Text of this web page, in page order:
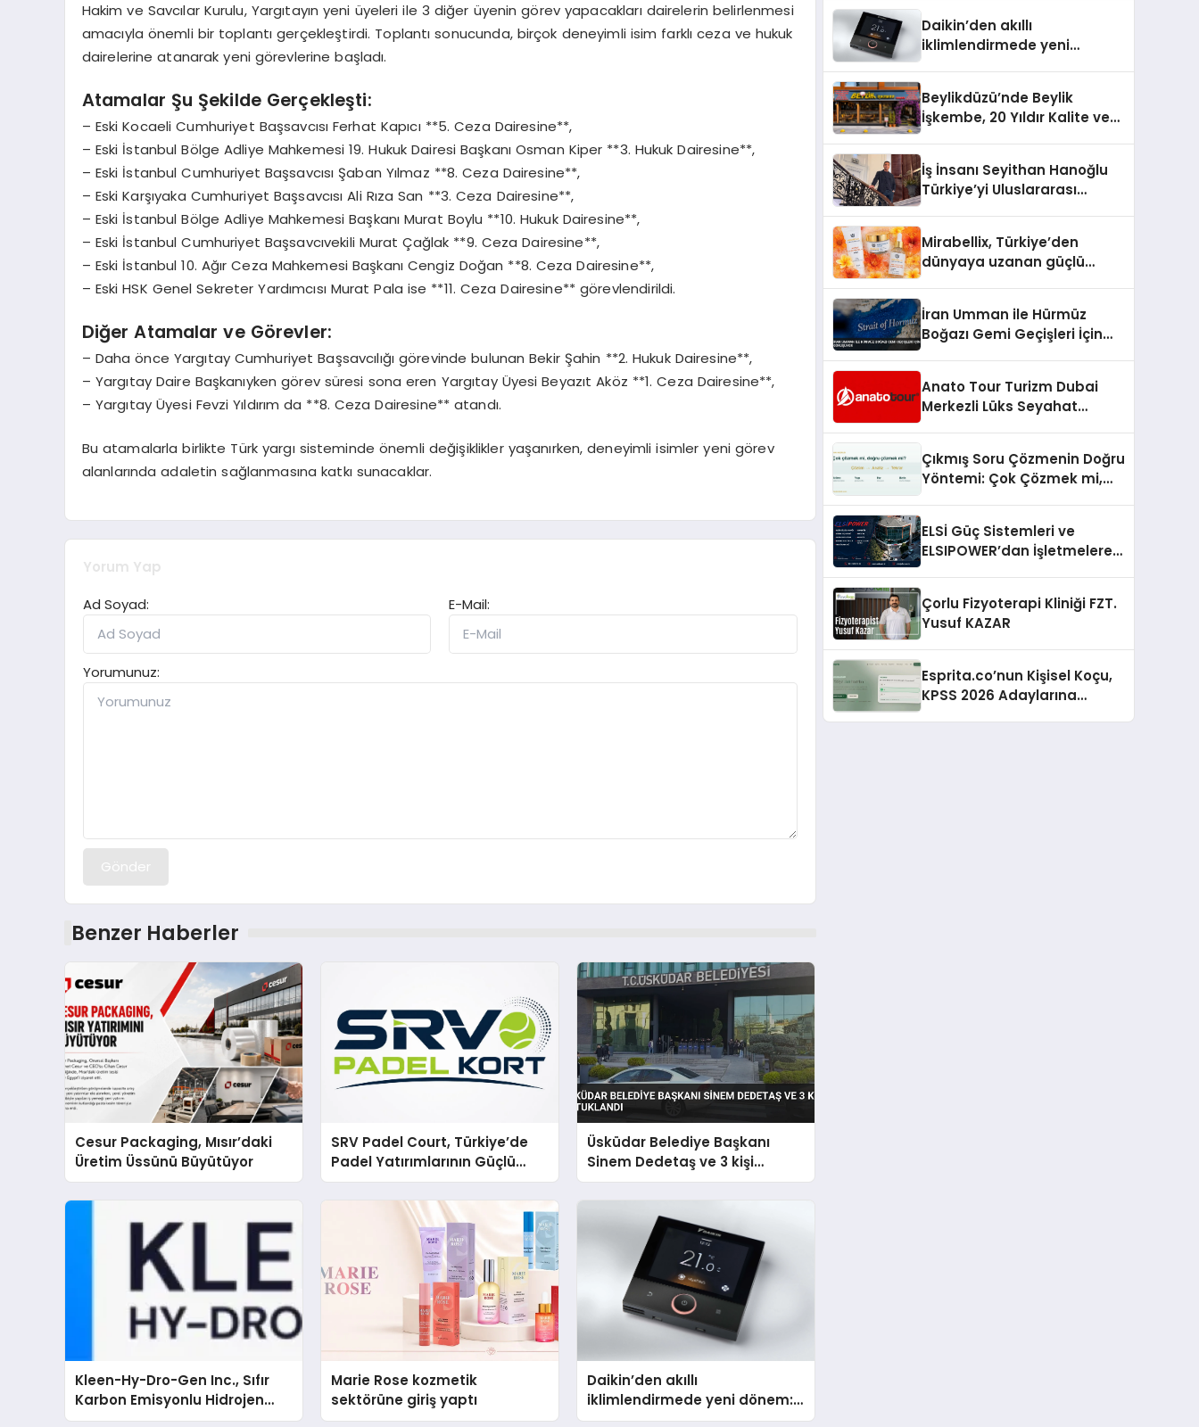
Hakim ve Savcılar Kurulu, Yargıtayın yeni üyeleri ile 3 diğer üyenin görev yapacakları dairelerin belirlenmesi
amacıyla önemli bir toplantı gerçekleştirdi. Toplantı sonucunda, birçok deneyimli isim farklı ceza ve hukuk
dairelerine atanarak yeni görevlerine başladı.
Atamalar Şu Şekilde Gerçekleşti:
– Eski Kocaeli Cumhuriyet Başsavcısı Ferhat Kapıcı **5. Ceza Dairesine**,
– Eski İstanbul Bölge Adliye Mahkemesi 19. Hukuk Dairesi Başkanı Osman Kiper **3. Hukuk Dairesine**,
– Eski İstanbul Cumhuriyet Başsavcısı Şaban Yılmaz **8. Ceza Dairesine**,
– Eski Karşıyaka Cumhuriyet Başsavcısı Ali Rıza San **3. Ceza Dairesine**,
– Eski İstanbul Bölge Adliye Mahkemesi Başkanı Murat Boylu **10. Hukuk Dairesine**,
– Eski İstanbul Cumhuriyet Başsavcıvekili Murat Çağlak **9. Ceza Dairesine**,
– Eski İstanbul 10. Ağır Ceza Mahkemesi Başkanı Cengiz Doğan **8. Ceza Dairesine**,
– Eski HSK Genel Sekreter Yardımcısı Murat Pala ise **11. Ceza Dairesine** görevlendirildi.
Diğer Atamalar ve Görevler:
– Daha önce Yargıtay Cumhuriyet Başsavcılığı görevinde bulunan Bekir Şahin **2. Hukuk Dairesine**,
– Yargıtay Daire Başkanıyken görev süresi sona eren Yargıtay Üyesi Beyazıt Aköz **1. Ceza Dairesine**,
– Yargıtay Üyesi Fevzi Yıldırım da **8. Ceza Dairesine** atandı.
Bu atamalarla birlikte Türk yargı sisteminde önemli değişiklikler yaşanırken, deneyimli isimler yeni görev
alanlarında adaletin sağlanmasına katkı sunacaklar.
Yorum Yap
Ad Soyad:
E-Mail:
Yorumunuz:
Gönder
Benzer Haberler
Cesur Packaging, Mısır’daki
Üretim Üssünü Büyütüyor
SRV Padel Court, Türkiye’de
Padel Yatırımlarının Güçlü
Markası Olmayı Sürdürüyor
Üsküdar Belediye Başkanı
Sinem Dedetaş ve 3 kişi
tutuklandı
Kleen-Hy-Dro-Gen Inc., Sıfır
Karbon Emisyonlu Hidrojen
Isıtma Teknolojisinde ISO ve
Marie Rose kozmetik
sektörüne giriş yaptı
Daikin’den akıllı
iklimlendirmede yeni dönem:
Madoka Plus Türkiye’de
Daikin’den akıllı
iklimlendirmede yeni
Beylikdüzü’nde Beylik
İşkembe, 20 Yıldır Kalite ve
İş İnsanı Seyithan Hanoğlu
Türkiye’yi Uluslararası
Mirabellix, Türkiye’den
dünyaya uzanan güçlü
İran Umman ile Hürmüz
Boğazı Gemi Geçişleri İçin
Anato Tour Turizm Dubai
Merkezli Lüks Seyahat
Çıkmış Soru Çözmenin Doğru
Yöntemi: Çok Çözmek mi,
ELSİ Güç Sistemleri ve
ELSIPOWER’dan İşletmelere
Çorlu Fizyoterapi Kliniği FZT.
Yusuf KAZAR
Esprita.co’nun Kişisel Koçu,
KPSS 2026 Adaylarına